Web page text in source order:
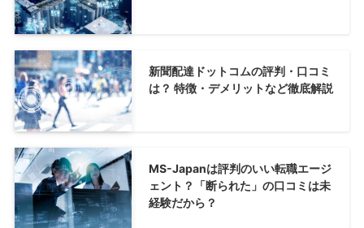
新聞配達ドットコムの評判・口コミ
は？ 特徴・デメリットなど徹底解説
MS-Japanは評判のいい転職エージ
ェント？「断られた」の口コミは未
経験だから？